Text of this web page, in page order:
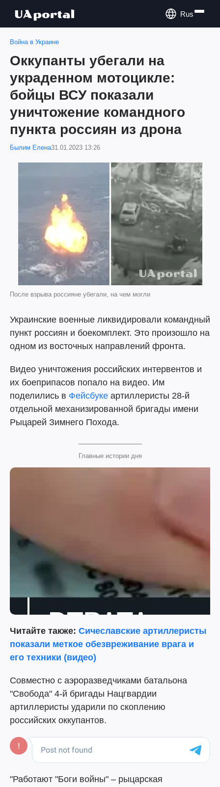
Rus
Война в Украине
Оккупанты убегали на
украденном мотоцикле:
бойцы ВСУ показали
уничтожение командного
пункта россиян из дрона
Былим Елена31.01.2023 13:26
После взрыва россияне убегали, на чем могли
Украинские военные ликвидировали командный
пункт россиян и боекомплект. Это произошло на
одном из восточных направлений фронта.
Видео уничтожения российских интервентов и
их боеприпасов попало на видео. Им
поделились в Фейсбуке артиллеристы 28-й
отдельной механизированной бригады имени
Рыцарей Зимнего Похода.
Главные истории дня
Читайте также: Сичеславские артиллеристы
показали меткое обезвреживание врага и
его техники (видео)
Совместно с аэроразведчиками батальона
"Свобода" 4-й бригады Нацгвардии
артиллеристы ударили по скоплению
российских оккупантов.
"Работают "Боги войны" – рыцарская